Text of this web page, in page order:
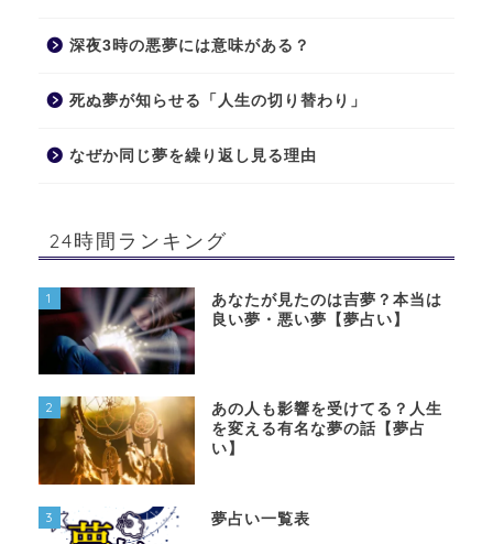
深夜3時の悪夢には意味がある？
死ぬ夢が知らせる「人生の切り替わり」
なぜか同じ夢を繰り返し見る理由
24時間ランキング
1
あなたが見たのは吉夢？本当は
良い夢・悪い夢【夢占い】
2
あの人も影響を受けてる？人生
を変える有名な夢の話【夢占
い】
3 夢占い一覧表